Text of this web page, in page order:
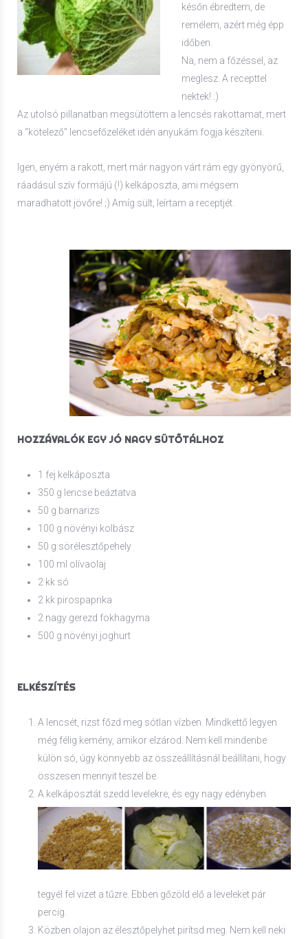
későn ébredtem, de
remélem, azért még épp
időben.
Na, nem a főzéssel, az
meglesz. A recepttel
nektek! :)
Az utolsó pillanatban megsütöttem a lencsés rakottamat, mert
a “kötelező” lencsefőzeléket idén anyukám fogja készíteni.
Igen, enyém a rakott, mert már nagyon várt rám egy gyönyörű,
ráadásul szív formájú (!) kelkáposzta, ami mégsem
maradhatott jövőre! ;) Amíg sült, leírtam a receptjét.
HOZZÁVALÓK EGY JÓ NAGY SÜTŐTÁLHOZ
1 fej kelkáposzta
350 g lencse beáztatva
50 g barnarizs
100 g növényi kolbász
50 g sörélesztőpehely
100 ml olívaolaj
2 kk só
2 kk pirospaprika
2 nagy gerezd fokhagyma
500 g növényi joghurt
ELKÉSZÍTÉS
A lencsét, rizst főzd meg sótlan vízben. Mindkettő legyen
még félig kemény, amikor elzárod. Nem kell mindenbe
külön só, úgy könnyebb az összeállításnál beállítani, hogy
összesen mennyit teszel be.
A kelkáposztát szedd levelekre, és egy nagy edényben
tegyél fel vizet a tűzre. Ebben gőzöld elő a leveleket pár
percig.
Közben olajon az élesztőpelyhet pirítsd meg. Nem kell neki